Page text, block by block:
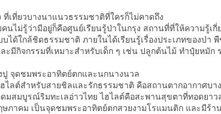
ที่เที่ยวบางนาแนวธรรมชาติที่ใครก็ไม่คาดถึง
นไม่รู้ว่ามีอยู่ก็คือศูนย์เรียนรู้ป่าในกรุง สถานที่ที่ให้ความรู้เ
บได้ใกล้ชิดธรรมชาติ ภายในได้เรียนรู้เรื่องประเภทของป่
ะมีกิจกรรมที่เหมาะสำหรับเด็ก ๆ เช่น ปลูกต้นไม้ ทำปุ๋ยหมัก
ปู จุดชมพระอาทิตย์ตกและนกนางนวล
ไลต์สำหรับสายชิลและรักธรรมชาติ คือสถานตากอากาศบา
มสมบูรณ์ริมทะเลอ่าวไทย ไฮไลต์คือสะพานสุขตาที่ทอดยา
ภาคม เป็นจุดชมพระอาทิตย์ตกสวยงามโรแมนติก และมีร้า